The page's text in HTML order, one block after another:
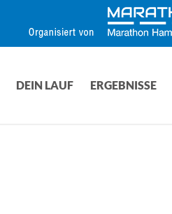
DEIN LAUF ERGEBNISSE